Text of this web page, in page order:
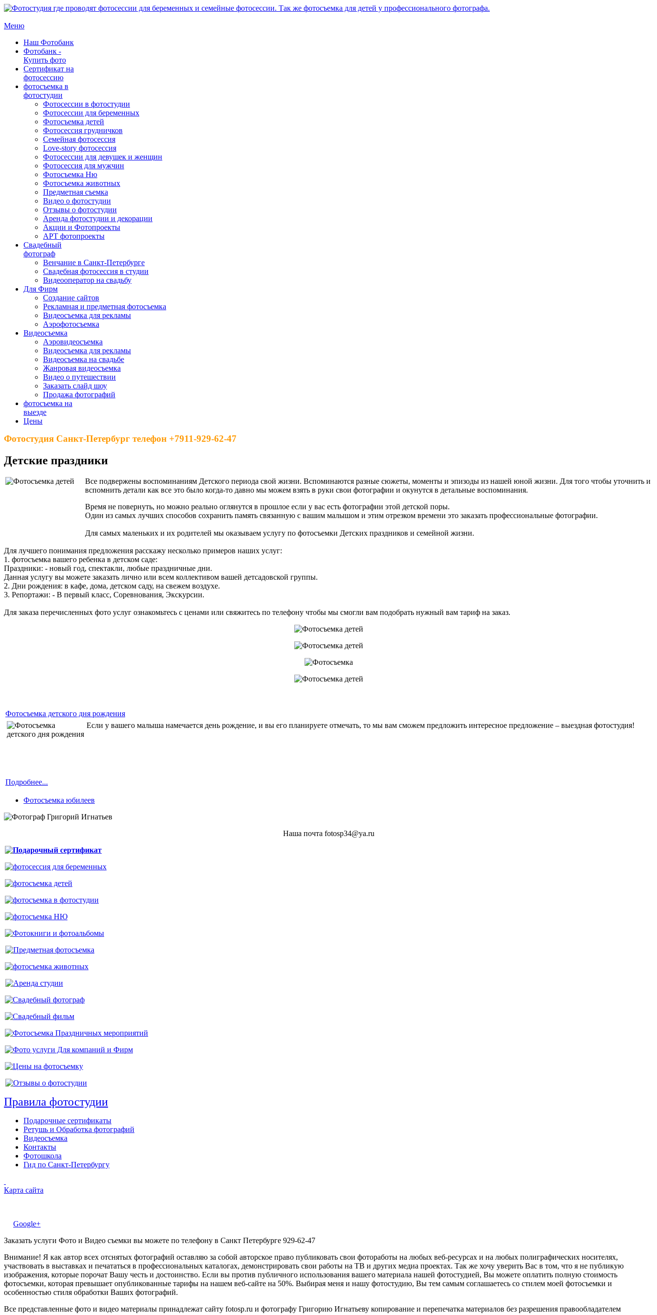
Меню
Наш Фотобанк
Фотобанк -
Купить фото
Сертификат на
фотосессию
фотосъемка в
фотостудии
Фотосессии в фотостудии
Фотосессии для беременных
Фотосъемка детей
Фотосессия грудничков
Семейная фотосессия
Love-story фотосессия
Фотосессии для девушек и женщин
Фотосессия для мужчин
Фотосъемка Ню
Фотосъемка животных
Предметная съемка
Видео о фотостудии
Отзывы о фотостудии
Аренда фотостудии и декорации
Акции и Фотопроекты
АРТ фотопроекты
Свадебный
фотограф
Венчание в Санкт-Петербурге
Свадебная фотосессия в студии
Видеооператор на свадьбу
Для Фирм
Создание сайтов
Рекламная и предметная фотосъемка
Видеосъемка для рекламы
Аэрофотосъемка
Видеосъемка
Аэровидеосъемка
Видеосъемка для рекламы
Видеосъемка на свадьбе
Жанровая видеосъемка
Видео о путешествии
Заказать слайд шоу
Продажа фотографий
фотосъемка на
выезде
Цены
Фотостудия Санкт-Петербург телефон +7911-929-62-47
Детские праздники
Все подвержены воспоминаниям Детского периода свой жизни. Вспоминаются разные сюжеты, моменты и эпизоды из нашей юной жизни. Для того чтобы уточнить и
вспомнить детали как все это было когда-то давно мы можем взять в руки свои фотографии и окунутся в детальные воспоминания.
Время не повернуть, но можно реально оглянутся в прошлое если у вас есть фотографии этой детской поры.
Один из самых лучших способов сохранить память связанную с вашим малышом и этим отрезком времени это заказать профессиональные фотографии.
Для самых маленьких и их родителей мы оказываем услугу по фотосъемки Детских праздников и семейной жизни.
Для лучшего понимания предложения расскажу несколько примеров наших услуг:
1. фотосъемка вашего ребенка в детском саде:
Праздники: - новый год, спектакли, любые праздничные дни.
Данная услугу вы можете заказать лично или всем коллективом вашей детсадовской группы.
2. Дни рождения: в кафе, дома, детском саду, на свежем воздухе.
3. Репортажи: - В первый класс, Соревнования, Экскурсии.
Для заказа перечисленных фото услуг ознакомьтесь с ценами или свяжитесь по телефону чтобы мы смогли вам подобрать нужный вам тариф на заказ.
Фотосъемка детского дня рождения
Если у вашего малыша намечается день рождение, и вы его планируете отмечать, то мы вам сможем предложить интересное предложение – выездная фотостудия!
Подробнее...
Фотосъемка юбилеев
Наша почта fotosp34@ya.ru
Правила фотостудии
Подарочные сертификаты
Ретушь и Обработка фотографий
Видеосъемка
Контакты
Фотошкола
Гид по Санкт-Петербургу
Карта сайта
Google+
Заказать услуги Фото и Видео съемки вы можете по телефону в Санкт Петербурге 929-62-47
Внимание! Я как автор всех отснятых фотографий оставляю за собой авторское право публиковать свои фотоработы на любых веб-ресурсах и на любых полиграфических носителях,
участвовать в выставках и печататься в профессиональных каталогах, демонстрировать свои работы на ТВ и других медиа проектах. Так же хочу уверить Вас в том, что я не публикую
изображения, которые порочат Вашу честь и достоинство. Если вы против публичного использования вашего материала нашей фотостудией, Вы можете оплатить полную стоимость
фотосъемки, которая превышает опубликованные тарифы на нашем веб-сайте на 50%. Выбирая меня и нашу фотостудию, Вы тем самым соглашаетесь со стилем моей фотосъемки и
особенностью стиля обработки Ваших фотографий.
Все представленные фото и видео материалы принадлежат сайту fotosp.ru и фотографу Григорию Игнатьеву копирование и перепечатка материалов без разрешения правообладателем